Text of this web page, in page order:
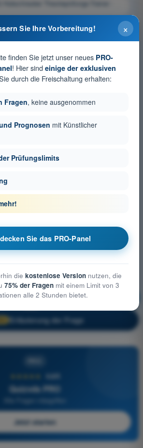
Hubschrauber Theorieprüfungs-Trainer -
Hubschrauber Theorieprüfungs-Trainer -
Ausbildung!
Erläuterung der Frage
4,6/5
Quizvds PRO
Alle Fragen inbegriffen
Jetzt starten
×
Sie Ihre Vorbereitung!
finden Sie jetzt unser neues PRO-
! Hier sind einige der exklusiven
durch die Freischaltung erhalten:
Fragen, keine ausgenommen
Prognosen mit Künstlicher
Prüfungslimits
Sie das PRO-Panel
die kostenlose Versionnutzen, die
75% der Fragenmit einem Limit von 3
alle 2 Stunden bietet.